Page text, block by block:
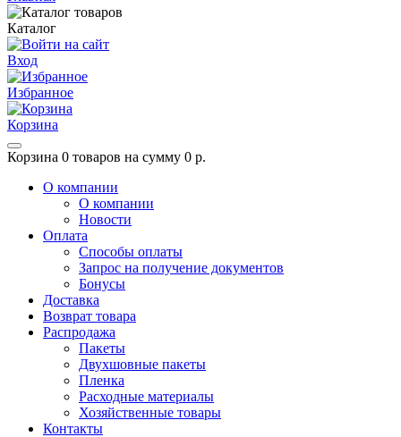
Каталог
Вход
Избранное
Корзина
Корзина 0 товаров на сумму 0 р.
О компании
О компании
Новости
Оплата
Способы оплаты
Запрос на получение документов
Бонусы
Доставка
Возврат товара
Распродажа
Пакеты
Двухшовные пакеты
Пленка
Расходные материалы
Хозяйственные товары
Контакты